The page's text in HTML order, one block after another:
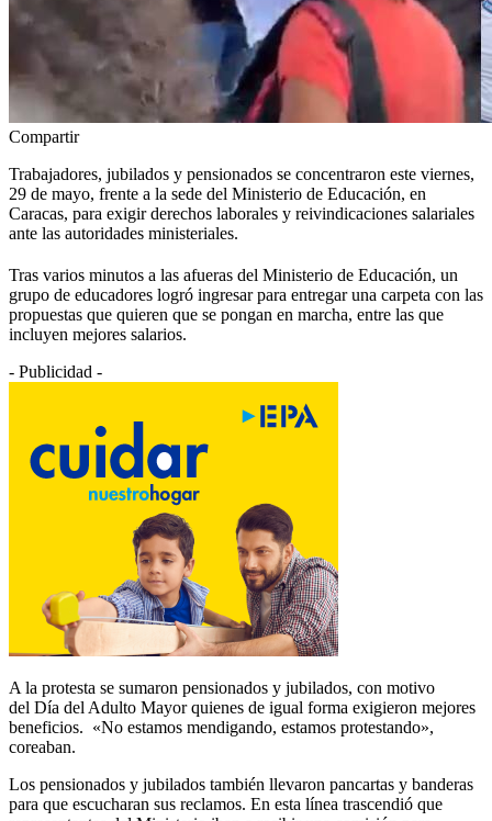
Compartir
Trabajadores, jubilados y pensionados se concentraron este viernes,
29 de mayo, frente a la sede del Ministerio de Educación, en
Caracas, para exigir derechos laborales y reivindicaciones salariales
ante las autoridades ministeriales.
Tras varios minutos a las afueras del Ministerio de Educación, un
grupo de educadores logró ingresar para entregar una carpeta con las
propuestas que quieren que se pongan en marcha, entre las que
incluyen mejores salarios.
- Publicidad -
A la protesta se sumaron pensionados y jubilados, con motivo
del Día del Adulto Mayorquienes de igual forma exigieron mejores
beneficios. «No estamos mendigando, estamos protestando»,
coreaban.
Los pensionados y jubilados también llevaron pancartas y banderas
para que escucharan sus reclamos. En esta línea trascendió que